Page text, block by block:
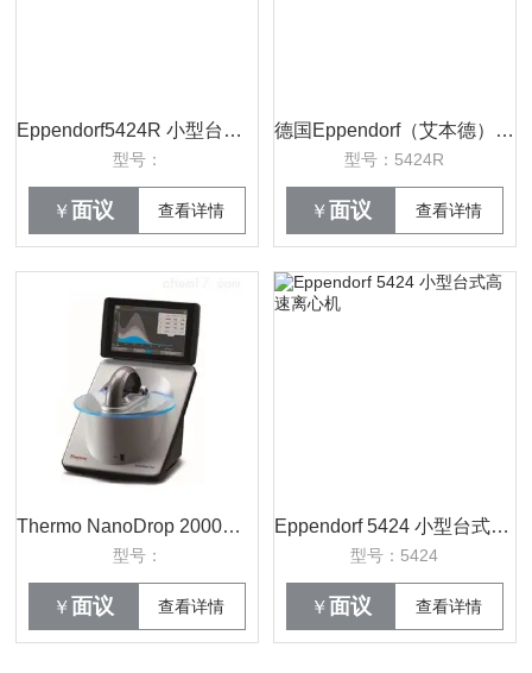
Eppendorf5424R 小型台式高速冷冻离心机
型号：
￥ 面议 查看详情
德国Eppendorf（艾本德） 5424R冷冻离心机
型号：5424R
￥ 面议 查看详情
Thermo NanoDrop 2000分光光度计/ND2000分光光度计/北京ND2000低价销售
型号：
￥ 面议 查看详情
Eppendorf 5424 小型台式高速离心机
型号：5424
￥ 面议 查看详情